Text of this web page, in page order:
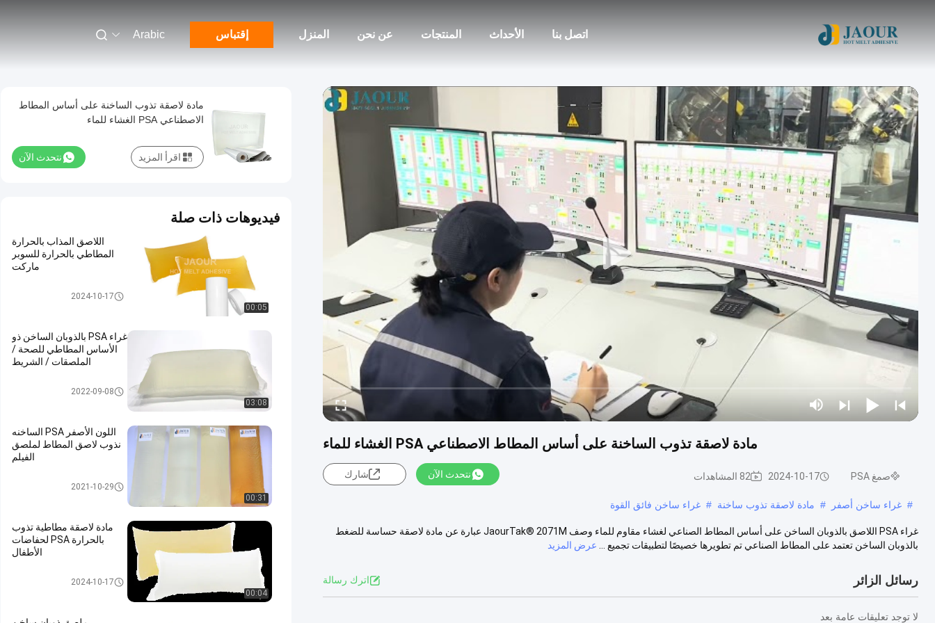
المنزل عن نحن المنتجات الأحداث اتصل بنا إقتباس Arabic
مادة لاصقة تذوب الساخنة على أساس المطاط الاصطناعي PSA الغشاء للماء
صمغ PSA 2024-10-17 82 المشاهدات نتحدث الآن شارك
# غراء ساخن أصفر # مادة لاصقة تذوب ساخنة # غراء ساخن فائق القوة
غراء PSA اللاصق بالذوبان الساخن على أساس المطاط الصناعي لغشاء مقاوم للماء وصف JaourTak® 2071M عبارة عن مادة لاصقة حساسة للضغط
بالذوبان الساخن تعتمد على المطاط الصناعي تم تطويرها خصيصًا لتطبيقات تجميع ...
عرض المزيد
رسائل الزائر اترك رسالة
لا توجد تعليقات عامة بعد
مادة لاصقة تذوب الساخنة على أساس المطاط
الاصطناعي PSA الغشاء للماء
نتحدث الآن اقرأ المزيد
فيديوهات ذات صلة
00:05
اللاصق المذاب بالحرارة
المطاطي بالحرارة للسوبر
ماركت
مادة لاصقة حساسة للضغط تذوب
2024-10-17
03:08
غراء PSA بالذوبان الساخن ذو
الأساس المطاطي للصحة /
الملصقات / الشريط
2022-09-08
00:31
اللون الأصفر PSA الساخنه
نذوب لاصق المطاط لملصق
الفيلم
2021-10-29
00:04
مادة لاصقة مطاطية تذوب
بالحرارة PSA لحفاضات
الأطفال
2024-10-17